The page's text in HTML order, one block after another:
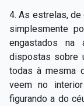
4. As estrelas, de
simplesmente
engastados na
dispostas sobre
todas à mesma
veem no
figurando a do